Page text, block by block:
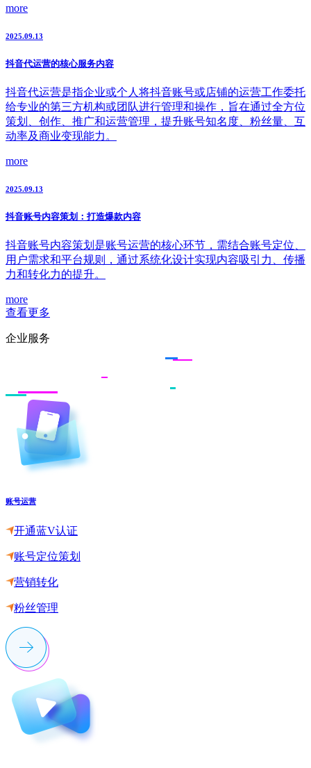
more
2025.09.13
抖音代运营的核心服务内容
抖音代运营是指企业或个人将抖音账号或店铺的运营工作委托
给专业的第三方机构或团队进行管理和操作，旨在通过全方位
策划、创作、推广和运营管理，提升账号知名度、粉丝量、互
动率及商业变现能力。
more
2025.09.13
抖音账号内容策划：打造爆款内容
抖音账号内容策划是账号运营的核心环节，需结合账号定位、
用户需求和平台规则，通过系统化设计实现内容吸引力、传播
力和转化力的提升。
more
查看更多
企业服务
账号运营
开通蓝V认证
账号定位策划
营销转化
粉丝管理